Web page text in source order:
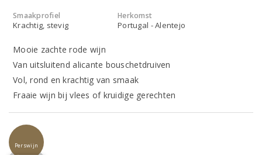
Smaakprofiel
Krachtig, stevig
Herkomst
Portugal - Alentejo
Mooie zachte rode wijn
Van uitsluitend alicante bouschetdruiven
Vol, rond en krachtig van smaak
Fraaie wijn bij vlees of kruidige gerechten
Perswijn